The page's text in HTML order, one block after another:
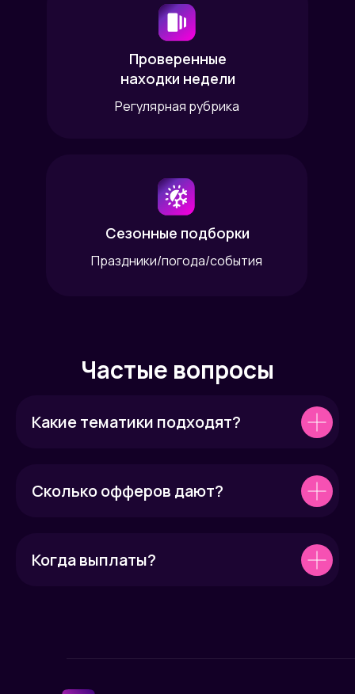
Проверенные
находки недели
Сезонные подборки
Регулярная рубрика
Праздники/погода/события
Частые вопросы
Какие тематики подходят?
Сколько офферов дают?
Когда выплаты?